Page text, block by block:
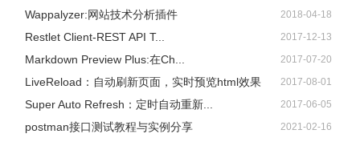
Wappalyzer:网站技术分析插件 2018-04-18
Restlet Client-REST API T... 2017-12-13
Markdown Preview Plus:在Ch... 2017-07-20
LiveReload：自动刷新页面，实时预览html效果 2017-08-01
Super Auto Refresh：定时自动重新... 2017-06-05
postman接口测试教程与实例分享 2021-02-16